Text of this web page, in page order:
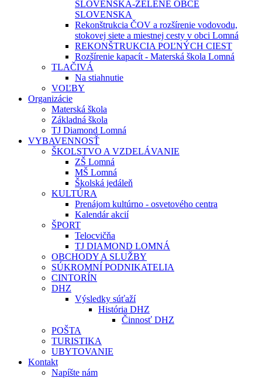
SLOVENSKA-ZELENÉ OBCE
SLOVENSKA
Rekonštrukcia ČOV a rozšírenie vodovodu,
stokovej siete a miestnej cesty v obci Lomná
REKONŠTRUKCIA POĽNÝCH CIEST
Rozšírenie kapacít - Materská škola Lomná
TLAČIVÁ
Na stiahnutie
VOĽBY
Organizácie
Materská škola
Základná škola
TJ Diamond Lomná
VYBAVENNOSŤ
ŠKOLSTVO A VZDELÁVANIE
ZŠ Lomná
MŠ Lomná
Školská jedáleň
KULTÚRA
Prenájom kultúrno - osvetového centra
Kalendár akcií
ŠPORT
Telocvičňa
TJ DIAMOND LOMNÁ
OBCHODY A SLUŽBY
SÚKROMNÍ PODNIKATELIA
CINTORÍN
DHZ
Výsledky súťaží
História DHZ
Činnosť DHZ
POŠTA
TURISTIKA
UBYTOVANIE
Kontakt
Napíšte nám